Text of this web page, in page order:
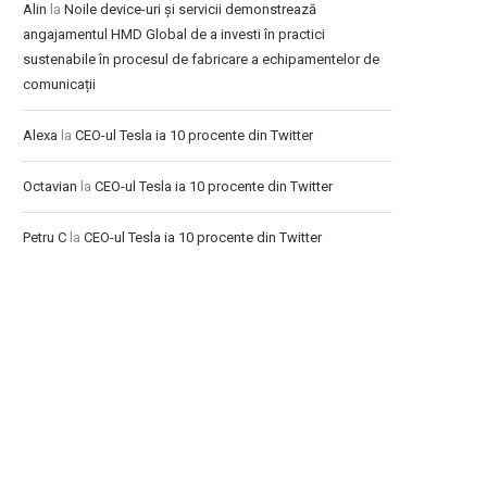
Alin la Noile device-uri și servicii demonstrează
angajamentul HMD Global de a investi în practici
sustenabile în procesul de fabricare a echipamentelor de
comunicații
Alexa la CEO-ul Tesla ia 10 procente din Twitter
Octavian la CEO-ul Tesla ia 10 procente din Twitter
Petru C la CEO-ul Tesla ia 10 procente din Twitter